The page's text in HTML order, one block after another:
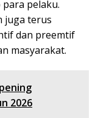
pelaku.
juga terus
dan preemtif
masyarakat.
2026